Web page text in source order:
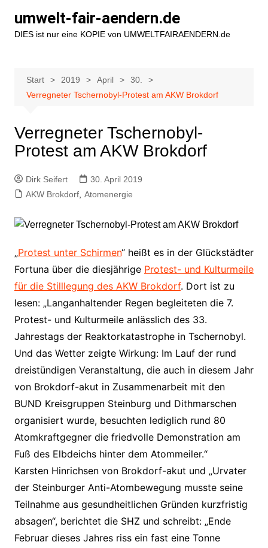
Inhalt
springen
umwelt-fair-aendern.de
DIES ist nur eine KOPIE von UMWELTFAIRAENDERN.de
Start 2019 April
30.
Verregneter Tschernobyl-Protest am AKW Brokdorf
Verregneter Tschernobyl-
Protest am AKW Brokdorf
Dirk Seifert
30. April 2019
AKW Brokdorf, Atomenergie
„Protest unter Schirmen“ heißt es in der Glückstädter
Fortuna über die diesjährige Protest- und Kulturmeile
für die Stilllegung des AKW Brokdorf. Dort ist zu
lesen: „Langanhaltender Regen begleiteten die 7.
Protest- und Kulturmeile anlässlich des 33.
Jahrestags der Reaktorkatastrophe in Tschernobyl.
Und das Wetter zeigte Wirkung: Im Lauf der rund
dreistündigen Veranstaltung, die auch in diesem Jahr
von Brokdorf-akut in Zusammenarbeit mit den
BUND Kreisgruppen Steinburg und Dithmarschen
organisiert wurde, besuchten lediglich rund 80
Atomkraftgegner die friedvolle Demonstration am
Fuß des Elbdeichs hinter dem Atommeiler.“
Karsten Hinrichsen von Brokdorf-akut und „Urvater
der Steinburger Anti-Atombewegung musste seine
Teilnahme aus gesundheitlichen Gründen kurzfristig
absagen“, berichtet die SHZ und schreibt: „Ende
Februar dieses Jahres riss ein fast eine Tonne